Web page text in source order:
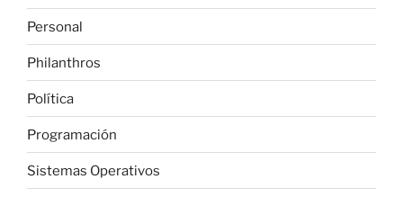
Personal
Philanthros
Política
Programación
Sistemas Operativos